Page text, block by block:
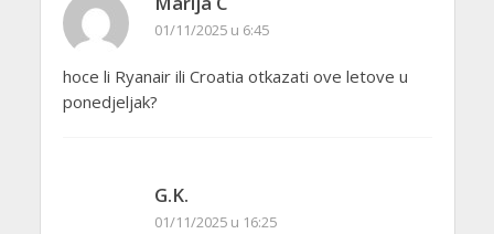
01/11/2025 u 6:45
hoce li Ryanair ili Croatia otkazati ove letove u
ponedjeljak?
G.K.
01/11/2025 u 16:25